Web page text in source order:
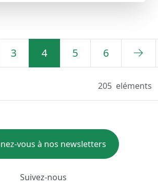
3 4 5 6
205 eléments
vous à nos newsletters
Suivez-nous